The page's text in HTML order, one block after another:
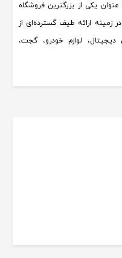
یکی از بزرگترین فروشگاه
زمینه ارائه طیف گسترده‌ای از
دیجیتال، لوازم خودرو، گجت،